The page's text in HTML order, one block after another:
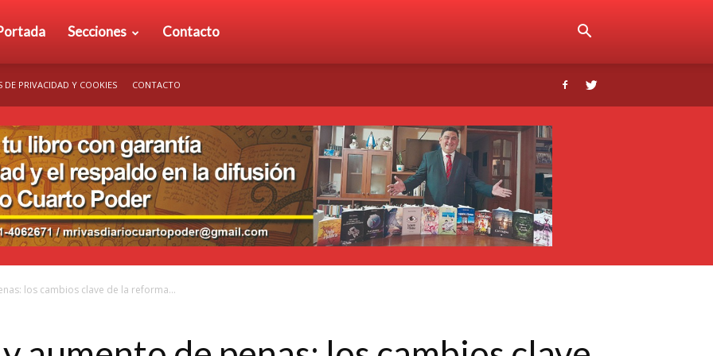
Secciones Contacto
DE PRIVACIDAD Y COOKIES CONTACTO
los cambios clave de la reforma...